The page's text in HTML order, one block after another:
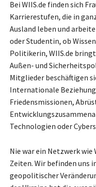
Bei WIIS.de finden sich
Karrierestufen, die in
Ausland leben und
oder Studentin, ob
Politikerin, WIIS.de
Außen- und
Mitglieder beschäftigen
Internationale
Friedensmissionen,
Technologien oder
Nie war ein Netzwerk wie
Zeiten. Wir befinden uns
geopolitischer